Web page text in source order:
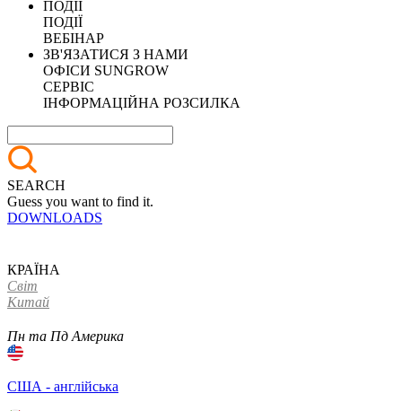
ПОДІЇ
ПОДІЇ
ВЕБІНАР
ЗВ'ЯЗАТИСЯ З НАМИ
ОФІСИ SUNGROW
СЕРВІС
ІНФОРМАЦІЙНА РОЗСИЛКА
SEARCH
Guess you want to find it.
DOWNLOADS
КРАЇНА
Світ
Китай
Пн та Пд Америка
США - англійська